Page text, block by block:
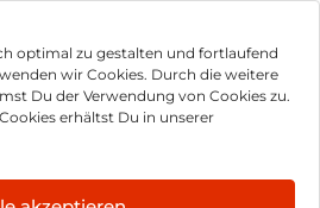
optimal zu gestalten und fortlaufend
wir Cookies. Durch die weitere
Du der Verwendung von Cookies zu.
erhältst Du in unserer